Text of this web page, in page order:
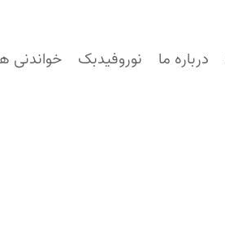
درباره ما نوروفیدبک خواندنی